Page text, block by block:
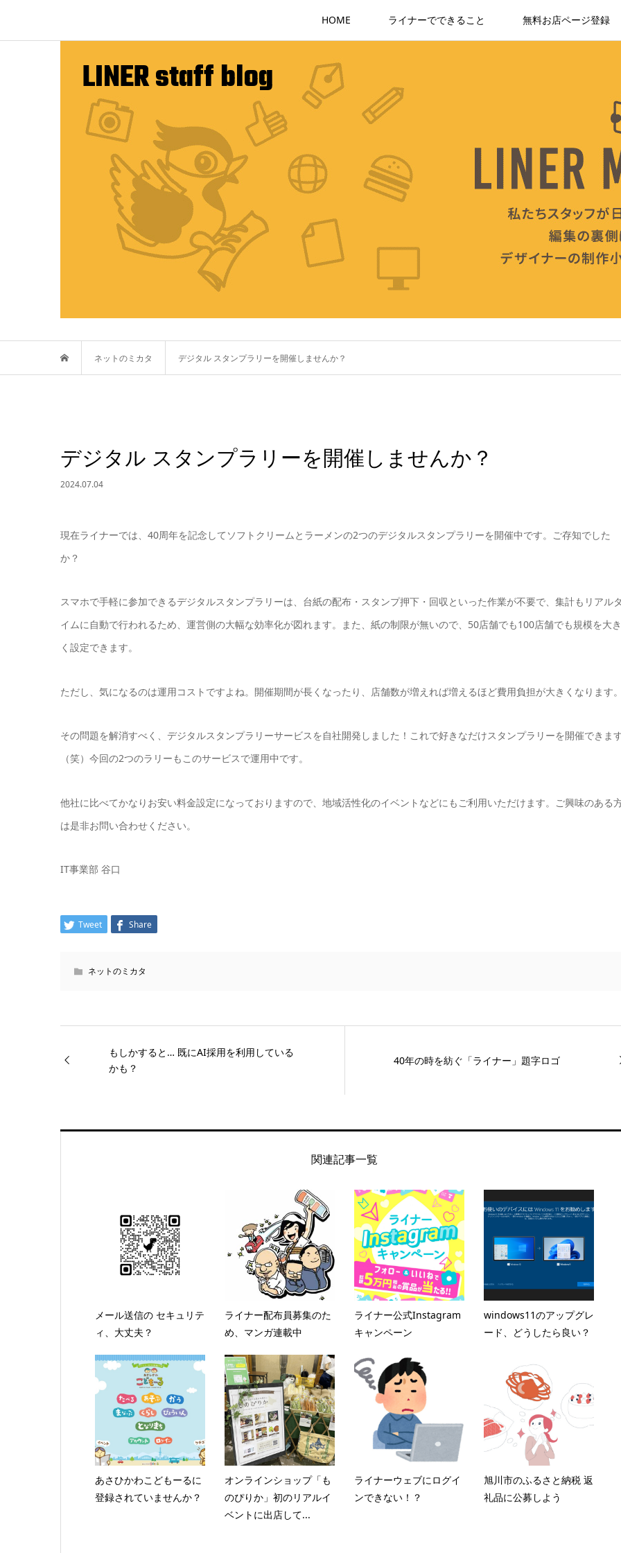
HOME ライナーでできること 無料お店ページ登録
LINER staff blog
ネットのミカタ デジタル スタンプラリーを開催しませんか？
デジタル スタンプラリーを開催しませんか？
2024.07.04
現在ライナーでは、40周年を記念してソフトクリームとラーメンの2つのデジタルスタンプラリーを開催中です。ご存知でした
か？
スマホで手軽に参加できるデジタルスタンプラリーは、台紙の配布・スタンプ押下・回収といった作業が不要で、集計もリアル
イムに自動で行われるため、運営側の大幅な効率化が図れます。また、紙の制限が無いので、50店舗でも100店舗でも規模を大き
く設定できます。
ただし、気になるのは運用コストですよね。開催期間が長くなったり、店舗数が増えれば増えるほど費用負担が大きくなります
その問題を解消すべく、デジタルスタンプラリーサービスを自社開発しました！これで好きなだけスタンプラリーを開催できま
（笑）今回の2つのラリーもこのサービスで運用中です。
他社に比べてかなりお安い料金設定になっておりますので、地域活性化のイベントなどにもご利用いただけます。ご興味のある
は是非お問い合わせください。
IT事業部 谷口
Tweet Share
ネットのミカタ
もしかすると… 既にAI採用を利用している
かも？
40年の時を紡ぐ「ライナー」題字ロゴ
関連記事一覧
メール送信の セキュリテ
ィ、大丈夫？
ライナー配布員募集のた
め、マンガ連載中
ライナー公式Instagram
キャンペーン
windows11のアップグレ
ード、どうしたら良い？
あさひかわこどもーるに
登録されていませんか？
オンラインショップ「も
のぴりか」初のリアルイ
ベントに出店して...
ライナーウェブにログイ
ンできない！？
旭川市のふるさと納税 返
礼品に公募しよう